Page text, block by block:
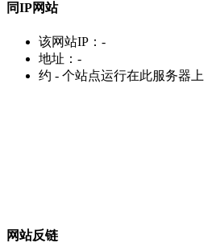
同IP网站
该网站IP： -
地址： -
约 - 个站点运行在此服务器上
网站反链